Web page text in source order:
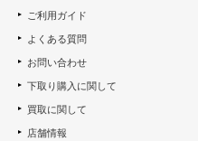
ご利用ガイド
よくある質問
お問い合わせ
下取り購入に関して
買取に関して
店舗情報